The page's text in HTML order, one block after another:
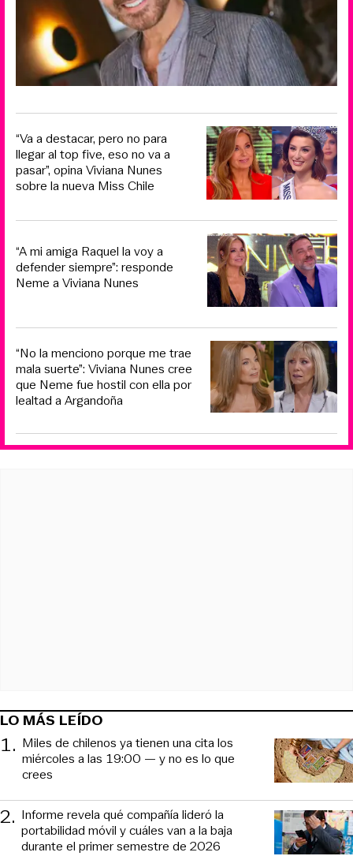
“Va a destacar, pero no para
llegar al top five, eso no va a
pasar”, opina Viviana Nunes
sobre la nueva Miss Chile
“A mi amiga Raquel la voy a
defender siempre”: responde
Neme a Viviana Nunes
“No la menciono porque me trae
mala suerte”: Viviana Nunes cree
que Neme fue hostil con ella por
lealtad a Argandoña
LO MÁS LEÍDO
1. Miles de chilenos ya tienen una cita los
miércoles a las 19:00 — y no es lo que
crees
2. Informe revela qué compañía lideró la
portabilidad móvil y cuáles van a la baja
durante el primer semestre de 2026